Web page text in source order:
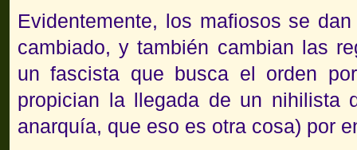
Evidentemente, los mafiosos se
cambiado, y también cambian las
un fascista que busca el orden
propician la llegada de un nihilista
anarquía, que eso es otra cosa) por